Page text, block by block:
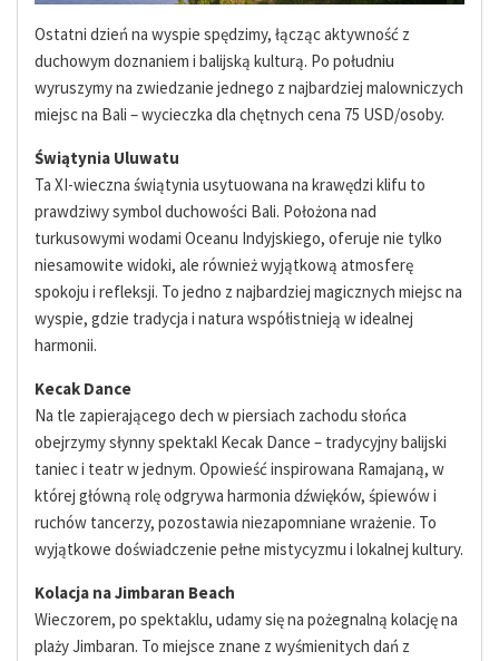
Ostatni dzień na wyspie spędzimy, łącząc aktywność z
duchowym doznaniem i balijską kulturą. Po południu
wyruszymy na zwiedzanie jednego z najbardziej malowniczych
miejsc na Bali – wycieczka dla chętnych cena 75 USD/osoby.
Świątynia Uluwatu
Ta XI-wieczna świątynia usytuowana na krawędzi klifu to
prawdziwy symbol duchowości Bali. Położona nad
turkusowymi wodami Oceanu Indyjskiego, oferuje nie tylko
niesamowite widoki, ale również wyjątkową atmosferę
spokoju i refleksji. To jedno z najbardziej magicznych miejsc na
wyspie, gdzie tradycja i natura współistnieją w idealnej
harmonii.
Kecak Dance
Na tle zapierającego dech w piersiach zachodu słońca
obejrzymy słynny spektakl Kecak Dance – tradycyjny balijski
taniec i teatr w jednym. Opowieść inspirowana Ramajaną, w
której główną rolę odgrywa harmonia dźwięków, śpiewów i
ruchów tancerzy, pozostawia niezapomniane wrażenie. To
wyjątkowe doświadczenie pełne mistycyzmu i lokalnej kultury.
Kolacja na Jimbaran Beach
Wieczorem, po spektaklu, udamy się na pożegnalną kolację na
plaży Jimbaran. To miejsce znane z wyśmienitych dań z